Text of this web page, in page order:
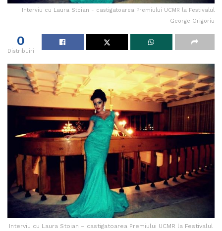
Interviu cu Laura Stoian - castigatoarea Premiului UCMR la Festivalul
George Grigoriu
0
Distribuiri
Interviu cu Laura Stoian – castigatoarea Premiului UCMR la Festivalul